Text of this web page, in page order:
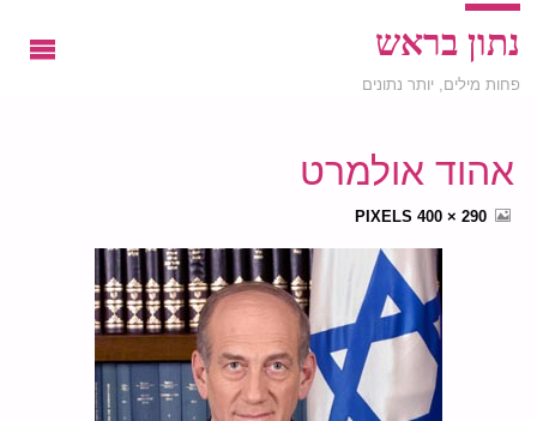
נתון בראש
פחות מילים, יותר נתונים
אהוד אולמרט
FULL
290 × 400
PIXELS